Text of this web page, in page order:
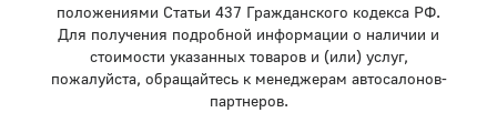
положениями Статьи 437 Гражданского кодекса РФ.
Для получения подробной информации о наличии и
стоимости указанных товаров и (или) услуг,
пожалуйста, обращайтесь к менеджерам автосалонов-
партнеров.